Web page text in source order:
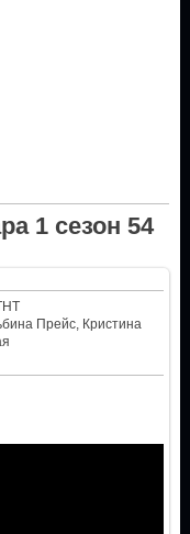
1 сезон 54
Прейс, Кристина